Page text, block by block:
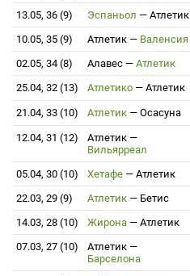
13.05, 36 (9)
Эспаньол — Атлетик
10.05, 35 (9)
Атлетик — Валенсия
02.05, 34 (8)
Алавес — Атлетик
25.04, 32 (13)
Атлетико — Атлетик
21.04, 33 (10) Атлетик — Осасуна
12.04, 31 (12) Атлетик —
Вильярреал
05.04, 30 (10) Хетафе — Атлетик
22.03, 29 (9)
Атлетик — Бетис
14.03, 28 (10)
Жирона — Атлетик
07.03, 27 (10)
Атлетик —
Барселона